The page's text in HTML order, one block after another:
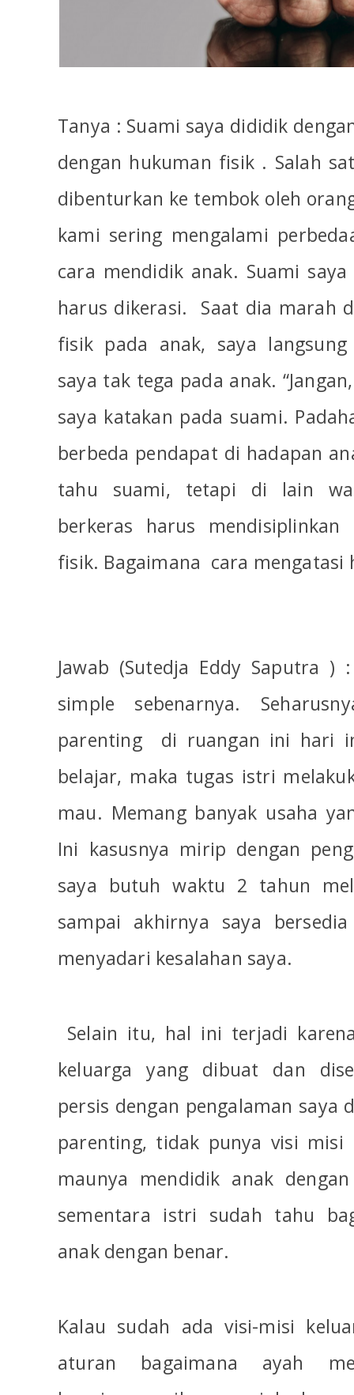
Tanya : Suami saya dididik
dengan hukuman fisik . Salah
dibenturkan ke tembok oleh
kami sering mengalami
cara mendidik anak. Suami
harus dikerasi.
Saat dia marah
fisik pada anak, saya
saya tak tega pada anak.
saya katakan pada suami.
berbeda pendapat di hadapan
tahu suami, tetapi di lain
berkeras harus
fisik. Bagaimana cara mengatasi
Jawab (Sutedja Eddy Saputra )
simple sebenarnya.
parenting
di ruangan ini hari
belajar, maka tugas istri
mau. Memang banyak usaha
Ini kasusnya mirip dengan
saya butuh waktu 2 tahun
sampai akhirnya saya
menyadari kesalahan saya.
Selain itu, hal ini terjadi
keluarga yang dibuat dan
persis dengan pengalaman saya
parenting, tidak punya visi misi
maunya mendidik anak
sementara istri sudah tahu
anak dengan benar.
Kalau sudah ada visi-misi
aturan bagaimana ayah